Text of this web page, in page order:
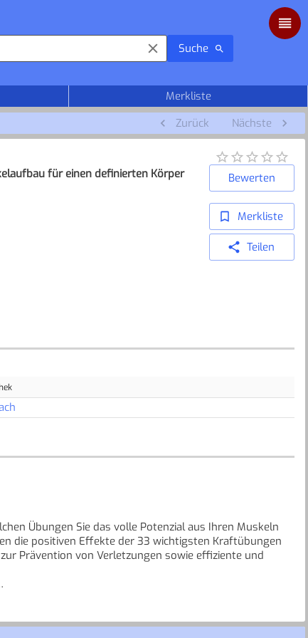
Suche
Merkliste
Zurück Nächste
für einen definierten Körper
Bewerten
Merkliste
Teilen
Übungen Sie das volle Potenzial aus Ihren Muskeln
die positiven Effekte der 33 wichtigsten Kraftübungen
Prävention von Verletzungen sowie effiziente und
Krafttraining verbessert die Gesundheit und
Und welche Trainingsintensität und -dauer ist